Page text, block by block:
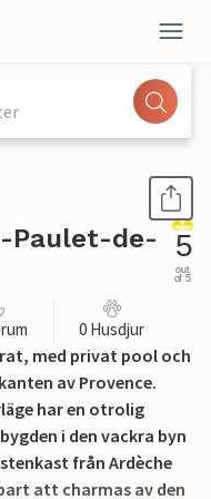
Paulet-de-
5
out
of 5
0 Husdjur
med privat pool och
av Provence.
har en otrolig
i den vackra byn
från Ardèche
att charmas av den